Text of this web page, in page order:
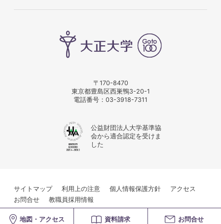
〒170-8470
東京都豊島区西巣鴨3-20-1
電話番号： 03-3918-7311
公益財団法人大学基準協
会から適合認定を受けま
した
サイトマップ 利用上の注意 個人情報保護方針
アクセス
お問合せ
教職員採用情報
地図・アクセス 資料請求 お問合せ